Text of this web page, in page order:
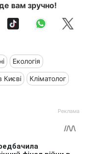
вам зручно!
Екологія
Києві Кліматолог